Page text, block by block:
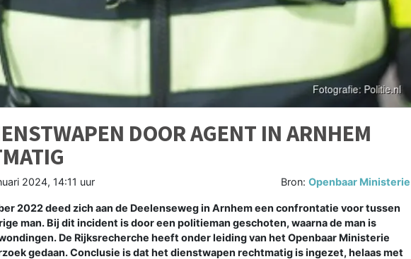
DOOR AGENT IN ARNHEM
2024, 14:11 uur Bron:Openbaar Ministerie
2022 deed zich aan de Deelenseweg in Arnhem een confrontatie voor tussen
man. Bij dit incident is door een politieman geschoten, waarna de man is
De Rijksrecherche heeft onder leiding van het Openbaar Ministerie
gedaan. Conclusie is dat het dienstwapen rechtmatig is ingezet, helaas met